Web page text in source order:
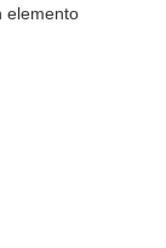
elemento